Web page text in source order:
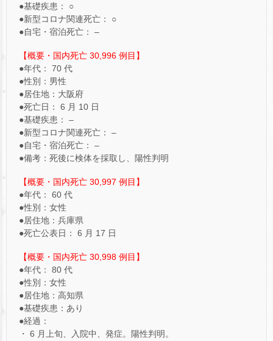
●基礎疾患： ○
●新型コロナ関連死亡： ○
●自宅・宿泊死亡： –
【概要・国内死亡 30,996 例目】
●年代： 70 代
●性別：男性
●居住地：大阪府
●死亡日： 6 月 10 日
●基礎疾患： –
●新型コロナ関連死亡： –
●自宅・宿泊死亡： –
●備考：死後に検体を採取し、陽性判明
【概要・国内死亡 30,997 例目】
●年代： 60 代
●性別：女性
●居住地：兵庫県
●死亡公表日： 6 月 17 日
【概要・国内死亡 30,998 例目】
●年代： 80 代
●性別：女性
●居住地：高知県
●基礎疾患：あり
●経過：
・ 6 月上旬、入院中、発症。陽性判明。